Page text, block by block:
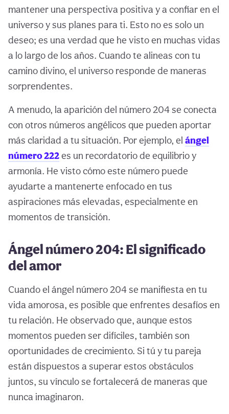
mantener una perspectiva positiva y a confiar en el
universo y sus planes para ti. Esto no es solo un
deseo; es una verdad que he visto en muchas vidas
a lo largo de los años. Cuando te alineas con tu
camino divino, el universo responde de maneras
sorprendentes.
A menudo, la aparición del número 204 se conecta
con otros números angélicos que pueden aportar
más claridad a tu situación. Por ejemplo, el ángel
número 222es un recordatorio de equilibrio y
armonía. He visto cómo este número puede
ayudarte a mantenerte enfocado en tus
aspiraciones más elevadas, especialmente en
momentos de transición.
Ángel número 204: El significado
del amor
Cuando el ángel número 204 se manifiesta en tu
vida amorosa, es posible que enfrentes desafíos en
tu relación. He observado que, aunque estos
momentos pueden ser difíciles, también son
oportunidades de crecimiento. Si tú y tu pareja
están dispuestos a superar estos obstáculos
juntos, su vínculo se fortalecerá de maneras que
nunca imaginaron.